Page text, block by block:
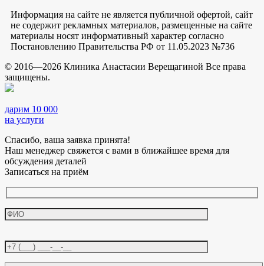
Информация на сайте не является публичной офертой, сайт
не содержит рекламных материалов, размещенные на сайте
материалы носят информативный характер согласно
Постановлению Правительства РФ от 11.05.2023 №736
© 2016—2026 Клиника Анастасии Верещагиной Все права
защищены.
дарим 10 000
на услуги
Спасибо, ваша заявка принята!
Наш менеджер свяжется с вами в ближайшее время для
обсуждения деталей
Записаться на приём